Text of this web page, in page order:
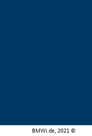
BMWi.de, 2021 ©